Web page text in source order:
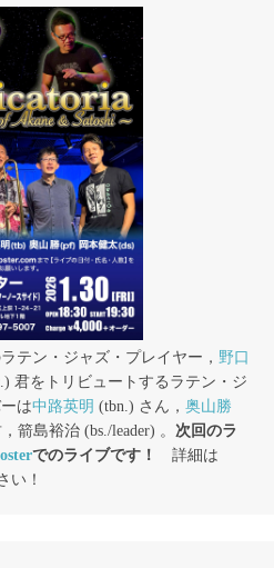
テン・ジャズ・プレイヤー， 野口
君をトリビュートするラテン・ジ
は中路英明 (tbn.) さん， 奥山勝
箭島裕治 (bs./leader) 。 次回のラ
でのライブです！
詳細は
い！